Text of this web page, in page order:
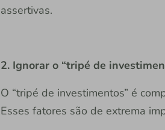
assertivas.
2. Ignorar o “tripé de
O “tripé de investimentos” é
Esses fatores são de extrema